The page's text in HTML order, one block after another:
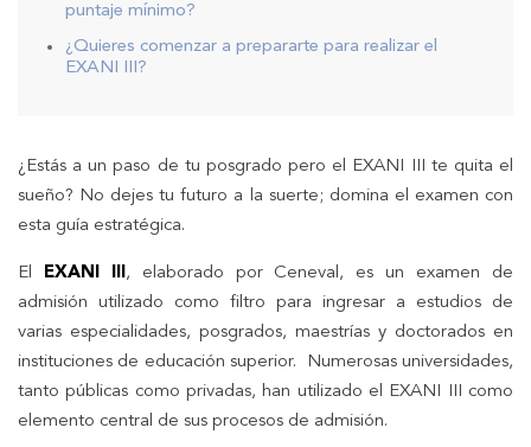
puntaje mínimo?
¿Quieres comenzar a prepararte para realizar el
EXANI III?
¿Estás a un paso de tu posgrado pero el EXANI III te quita el
sueño? No dejes tu futuro a la suerte; domina el examen con
esta guía estratégica.
El EXANI III , elaborado por Ceneval, es un examen de
admisión utilizado como filtro para ingresar a estudios de
varias especialidades, posgrados, maestrías y doctorados en
instituciones de educación superior. Numerosas universidades,
tanto públicas como privadas, han utilizado el EXANI III como
elemento central de sus procesos de admisión.